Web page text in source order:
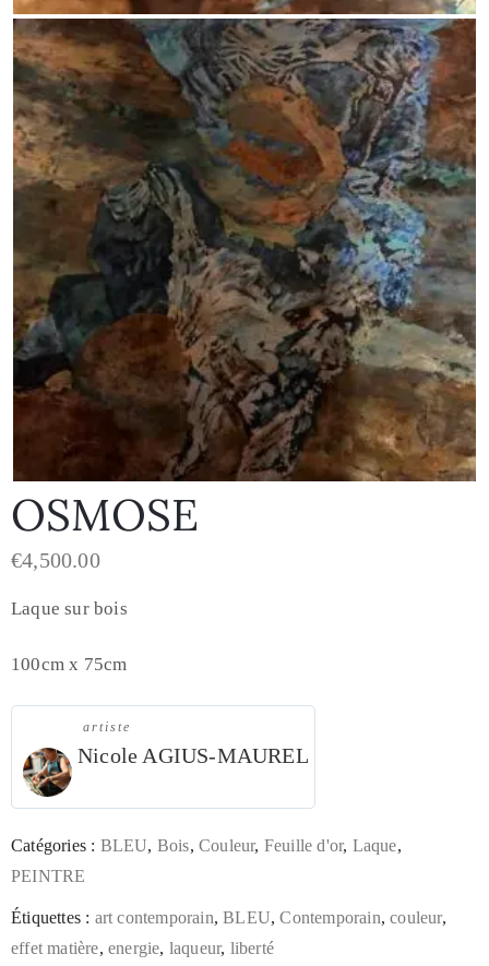
OSMOSE
€4,500.00
Laque sur bois
100cm x 75cm
artiste
Nicole AGIUS-MAUREL
Catégories : BLEU, Bois,Couleur, Feuille d'or, Laque,
PEINTRE
Étiquettes : art contemporain,BLEU,Contemporain,couleur,
effet matière,energie, laqueur, liberté